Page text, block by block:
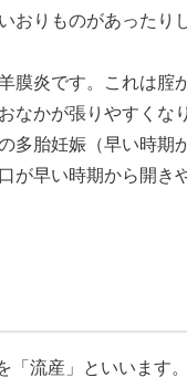
おりものがあったり
膜炎です。これは腟
なかが張りやすくな
多胎妊娠（早い時期
が早い時期から開き
「流産」といいます